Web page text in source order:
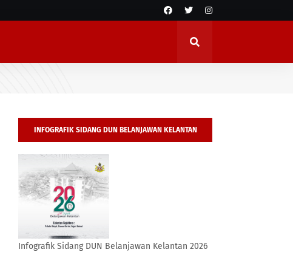
INFOGRAFIK SIDANG DUN BELANJAWAN KELANTAN
2026
Infografik Sidang DUN Belanjawan Kelantan 2026